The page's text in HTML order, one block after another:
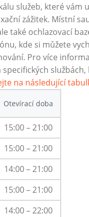
služeb, které vám
zážitek. Místní
také ochlazovací
kde si můžete
Pro více
službách,
na následující
Otevírací doba
15:00 – 21:00
15:00 – 21:00
14:00 – 21:00
15:00 – 21:00
14:00 – 22:00